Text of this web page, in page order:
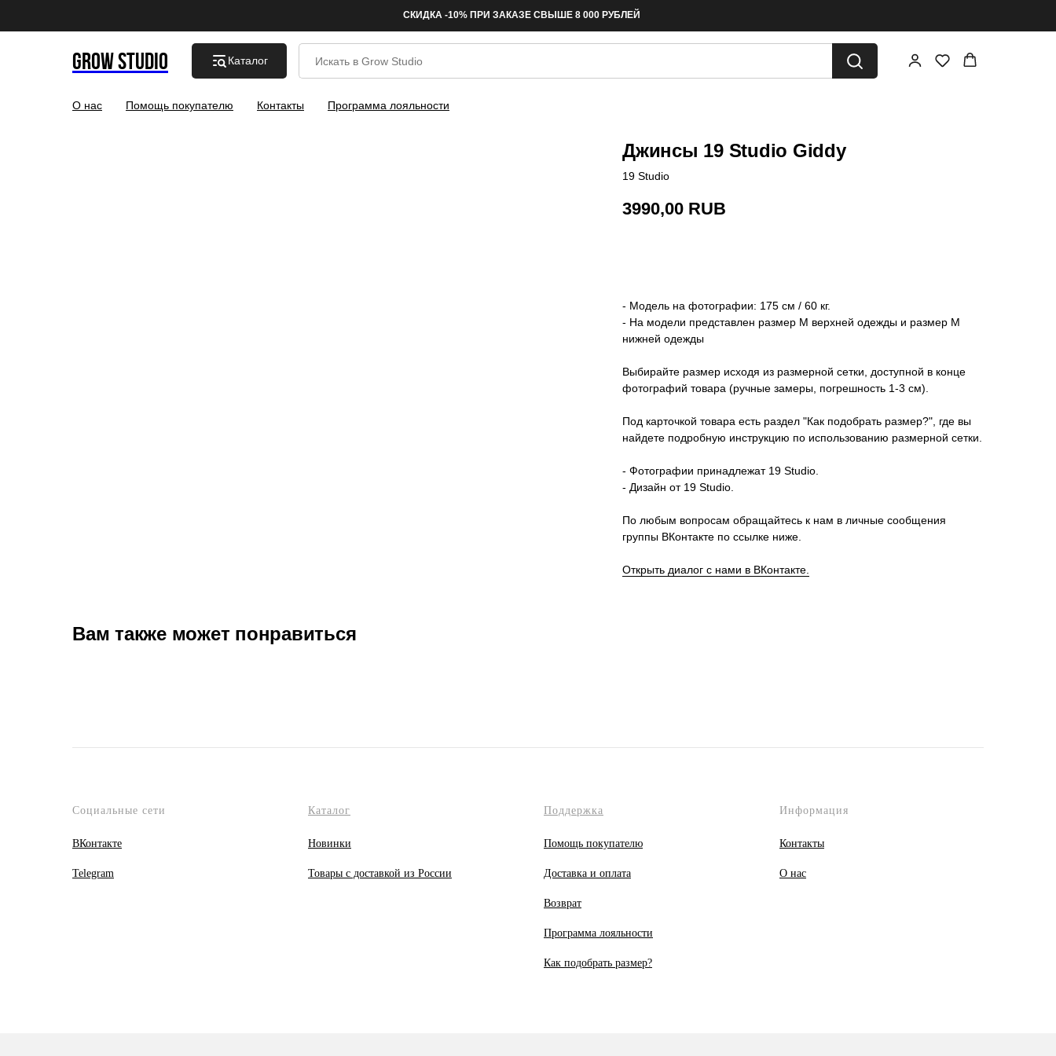
СКИДКА -10% ПРИ ЗАКАЗЕ СВЫШЕ 8 000 РУБЛЕЙ
GROW STUDIO Каталог
О нас Помощь покупателю Контакты Программа лояльности
Джинсы 19 Studio Giddy
19 Studio
3990,00 RUB
- Модель на фотографии: 175 см / 60 кг.
- На модели представлен размер M верхней одежды и размер М
нижней одежды
Выбирайте размер исходя из размерной сетки, доступной в конце
фотографий товара (ручные замеры, погрешность 1-3 см).
Под карточкой товара есть раздел "Как подобрать размер?", где вы
найдете подробную инструкцию по использованию размерной сетки.
- Фотографии принадлежат 19 Studio.
- Дизайн от 19 Studio.
По любым вопросам обращайтесь к нам в личные сообщения
группы ВКонтакте по ссылке ниже.
Открыть диалог с нами в ВКонтакте.
Вам также может понравиться
Социальные сети
ВКонтакте
Telegram
Каталог
Новинки
Товары с доставкой из России
Поддержка
Помощь покупателю
Доставка и оплата
Возврат
Программа лояльности
Как подобрать размер?
Информация
Контакты
О нас